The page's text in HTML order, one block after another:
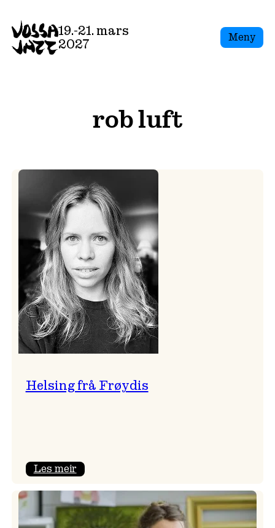
to
content
19.-21. mars
2027
Meny
rob luft
Helsing frå Frøydis
Les meir:
frå
Frøydis